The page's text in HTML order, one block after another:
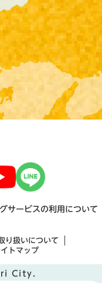
サービスの利用について
り扱いについて
トマップ
City.